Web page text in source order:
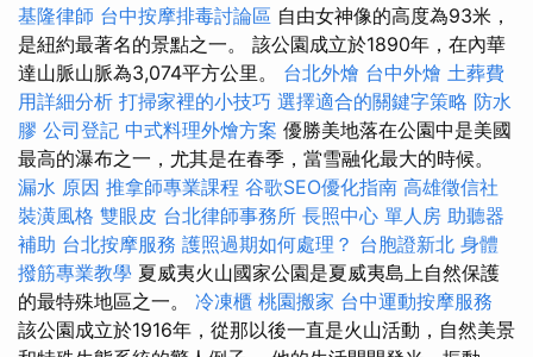
基隆律師 台中按摩排毒討論區 自由女神像的高度為93米，
是紐約最著名的景點之一。 該公園成立於1890年，在內華
達山脈山脈為3,074平方公里。 台北外燴 台中外燴 土葬費
用詳細分析 打掃家裡的小技巧 選擇適合的關鍵字策略 防水
膠 公司登記 中式料理外燴方案 優勝美地落在公園中是美國
最高的瀑布之一，尤其是在春季，當雪融化最大的時候。
漏水 原因 推拿師專業課程 谷歌SEO優化指南 高雄徵信社
裝潢風格 雙眼皮 台北律師事務所 長照中心 單人房 助聽器
補助 台北按摩服務 護照過期如何處理？ 台胞證新北 身體
撥筋專業教學 夏威夷火山國家公園是夏威夷島上自然保護
的最特殊地區之一。 冷凍櫃 桃園搬家 台中運動按摩服務
該公園成立於1916年，從那以後一直是火山活動，自然美景